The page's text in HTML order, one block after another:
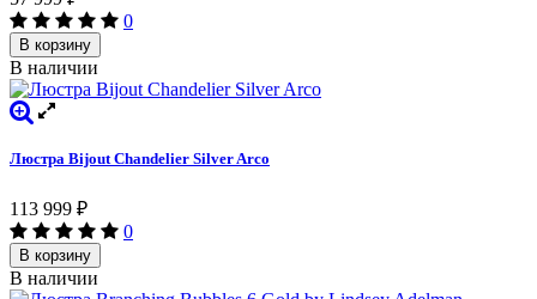
0
В корзину
В наличии
Люстра Bijout Chandelier Silver Arco
113 999 ₽
0
В корзину
В наличии